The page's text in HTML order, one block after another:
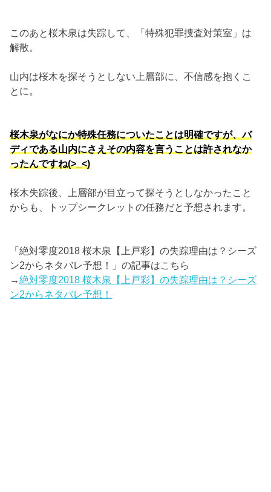
このあと桜木泉は失踪して、「特殊犯罪捜査対策室」は
解散。
山内は桜木を探そうとしない上層部に、不信感を抱くこ
とに。
桜木泉がなにか特殊任務についたことは明確ですが、バ
ディである山内にさえその内容を言うことは許されなか
ったんですね(>_<)
桜木失踪後、上層部が目立って探そうとしなかったこと
からも、トップシークレットの任務だと予想されます。
「絶対零度2018 桜木泉【上戸彩】の失踪理由は？シーズ
ン2からネタバレ予想！」の記事はこちら
→絶対零度2018 桜木泉【上戸彩】の失踪理由は？シーズ
ン2からネタバレ予想！